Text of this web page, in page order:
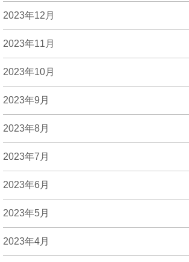
2023年12月
2023年11月
2023年10月
2023年9月
2023年8月
2023年7月
2023年6月
2023年5月
2023年4月